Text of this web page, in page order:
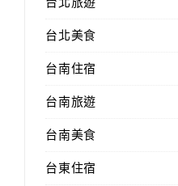
台北美食
台南住宿
台南旅遊
台南美食
台東住宿